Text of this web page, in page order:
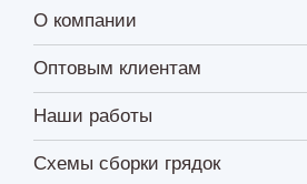
О компании
Оптовым клиентам
Наши работы
Схемы сборки грядок